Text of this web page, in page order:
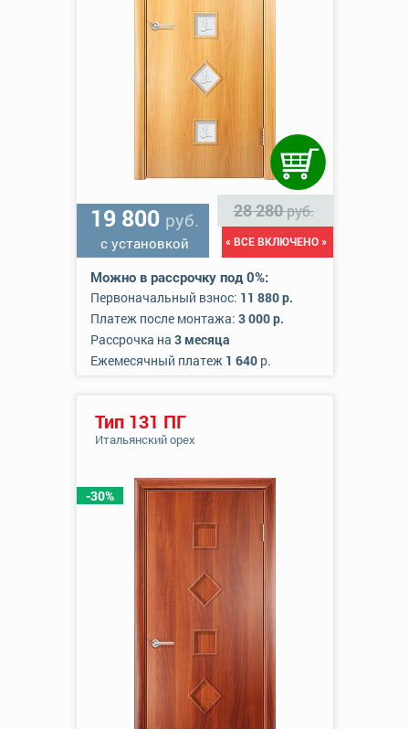
19 800 руб.
с установкой
28 280руб.
« ВСЕ ВКЛЮЧЕНО »
Можно в рассрочку под 0%:
Первоначальный взнос: 11 880 р.
Платеж после монтажа: 3 000 р.
Рассрочка на 3 месяца
Ежемесячный платеж 1 640р.
-30%
Тип 131 ПГ
Итальянский орех